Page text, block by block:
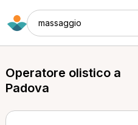
massaggio
Operatore olistico a
Padova